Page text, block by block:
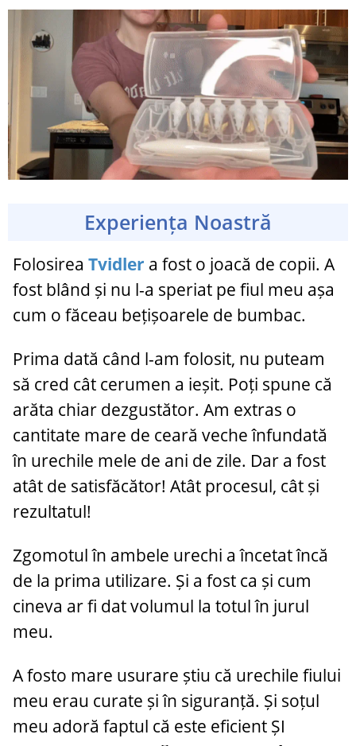
Experiența Noastră
Folosirea Tvidler a fost o joacă de copii. A
fost blând și nu l-a speriat pe fiul meu așa
cum o făceau bețișoarele de bumbac.
Prima dată când l-am folosit, nu puteam
să cred cât cerumen a ieșit. Poți spune că
arăta chiar dezgustător. Am extras o
cantitate mare de ceară veche înfundată
în urechile mele de ani de zile. Dar a fost
atât de satisfăcător! Atât procesul, cât și
rezultatul!
Zgomotul în ambele urechi a încetat încă
de la prima utilizare. Și a fost ca și cum
cineva ar fi dat volumul la totul în jurul
meu.
A fosto mare usurare știu că urechile fiului
meu erau curate și în siguranță. Și soțul
meu adoră faptul că este eficient ȘI